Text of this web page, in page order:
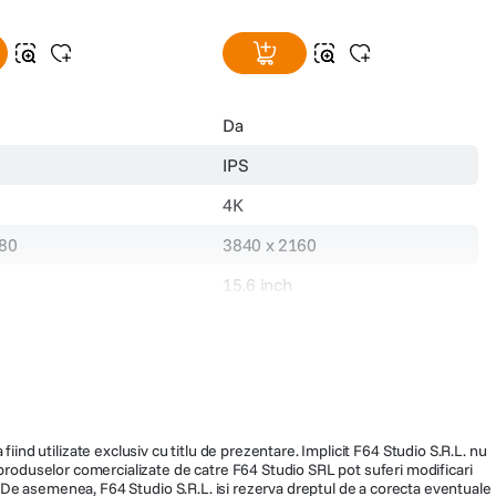
Da
IPS
4K
3840 x 2160
15.6 inch
350 cd/mp
20ms (typical) 6 ms
utilizate exclusiv cu titlu de prezentare. Implicit F64 Studio S.R.L. nu
comercializate de catre F64 Studio SRL pot suferi modificari
F64 Studio S.R.L. isi rezerva dreptul de a corecta eventuale